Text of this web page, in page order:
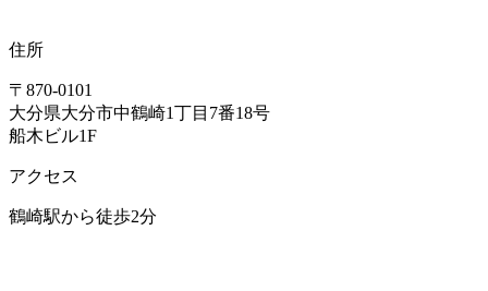
住所
〒870-0101
大分県大分市中鶴崎1丁目7番18号
船木ビル1F
アクセス
鶴崎駅から徒歩2分